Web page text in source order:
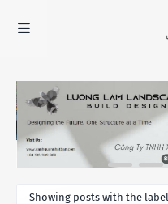
Showing posts with the label